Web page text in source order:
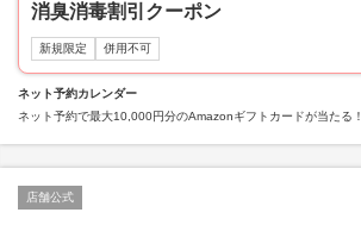
消臭消毒割引クーポン
新規限定 併用不可
ネット予約カレンダー
ネット予約で最大10,000円分のAmazonギフトカードが当たる！
店舗公式